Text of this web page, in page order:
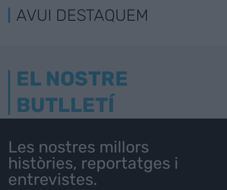
AVUI DESTAQUEM
EL NOSTRE
BUTLLETÍ
Les nostres millors
històries, reportatges i
entrevistes.